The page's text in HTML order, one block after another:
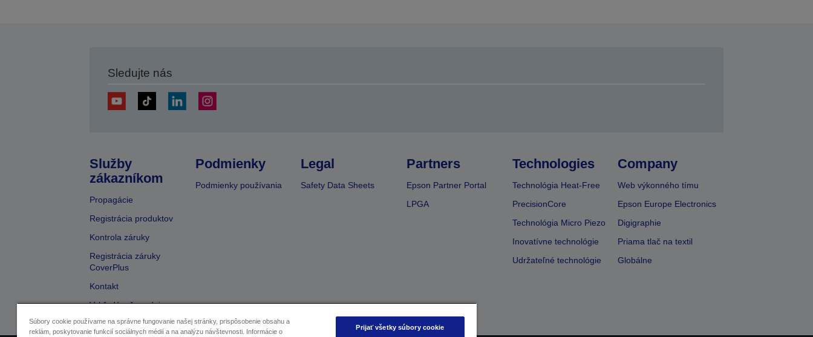
Sledujte nás
Služby
zákazníkom
Propagácie
Registrácia produktov
Kontrola záruky
Registrácia záruky
CoverPlus
Kontakt
Vyhľadávač predajcov
Podmienky
Podmienky používania
Legal
Safety Data Sheets
Partners
Epson Partner Portal
LPGA
Technologies
Technológia Heat-Free
PrecisionCore
Technológia Micro Piezo
Inovatívne technológie
Udržateľné technológie
Company
Web výkonného tímu
Epson Europe Electronics
Digigraphie
Priama tlač na textil
Globálne
Súbory cookie používame na správne fungovanie našej stránky, prispôsobenie obsahu a
reklám, poskytovanie funkcií sociálnych médií a na analýzu návštevnosti. Informácie o
Prijať všetky súbory cookie